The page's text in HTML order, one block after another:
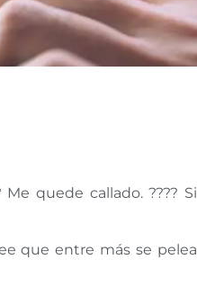
quede callado. ???? Si
que entre más se pelea